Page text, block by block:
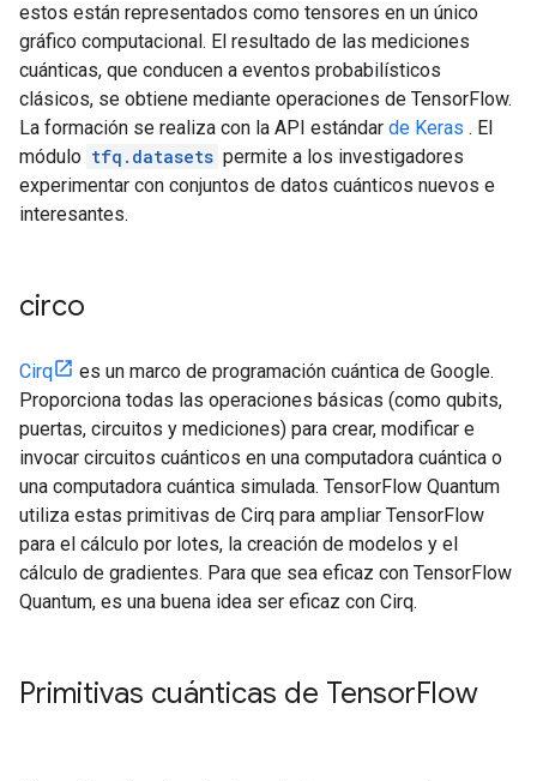
estos están representados como tensores en un único
gráfico computacional. El resultado de las mediciones
cuánticas, que conducen a eventos probabilísticos
clásicos, se obtiene mediante operaciones de TensorFlow.
La formación se realiza con la API estándar de Keras . El
módulo tfq.datasets permite a los investigadores
experimentar con conjuntos de datos cuánticos nuevos e
interesantes.
circo
Cirq
es un marco de programación cuántica de Google.
Proporciona todas las operaciones básicas (como qubits,
puertas, circuitos y mediciones) para crear, modificar e
invocar circuitos cuánticos en una computadora cuántica o
una computadora cuántica simulada. TensorFlow Quantum
utiliza estas primitivas de Cirq para ampliar TensorFlow
para el cálculo por lotes, la creación de modelos y el
cálculo de gradientes. Para que sea eficaz con TensorFlow
Quantum, es una buena idea ser eficaz con Cirq.
Primitivas cuánticas de TensorFlow